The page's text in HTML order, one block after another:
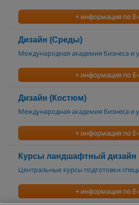
+ информация по
Дизайн (Среды)
Международная академия бизнеса и
+ информация по
Дизайн (Костюм)
Международная академия бизнеса и
+ информация по
Курсы ландшафтный дизайн
Центральные курсы подготовки
+ информация по